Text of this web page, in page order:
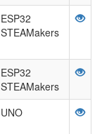
ESP32
STEAMakers
ESP32
STEAMakers
UNO